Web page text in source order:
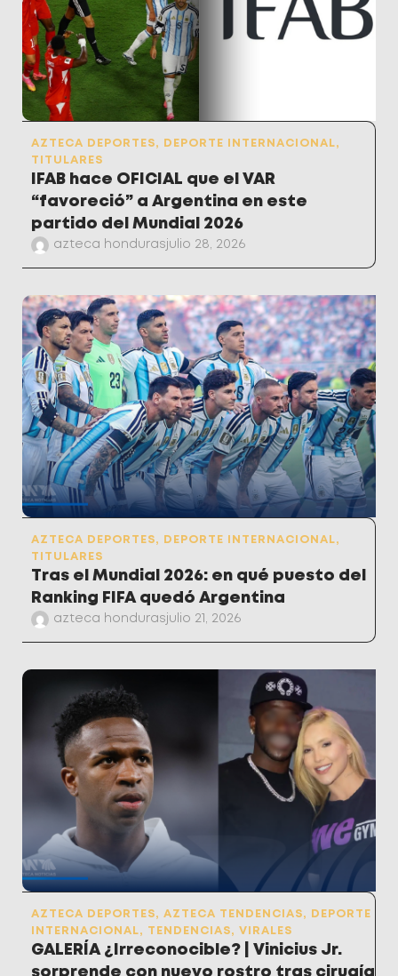
AZTECA DEPORTES, DEPORTE INTERNACIONAL,
TITULARES
IFAB hace OFICIAL que el VAR
“favoreció” a Argentina en este
partido del Mundial 2026
azteca honduras julio 28, 2026
AZTECA DEPORTES, DEPORTE INTERNACIONAL,
TITULARES
Tras el Mundial 2026: en qué puesto del
Ranking FIFA quedó Argentina
azteca honduras julio 21, 2026
AZTECA DEPORTES, AZTECA TENDENCIAS,
DEPORTE
INTERNACIONAL, TENDENCIAS, VIRALES
GALERÍA ¿Irreconocible? | Vinicius Jr.
sorprende con nuevo rostro tras cirugía